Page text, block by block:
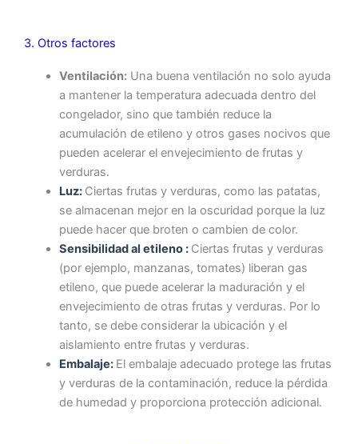
3. Otros factores
Ventilación:Una buena ventilación no solo ayuda
a mantener la temperatura adecuada dentro del
congelador, sino que también reduce la
acumulación de etileno y otros gases nocivos que
pueden acelerar el envejecimiento de frutas y
verduras.
Luz: Ciertas frutas y verduras, como las patatas,
se almacenan mejor en la oscuridad porque la luz
puede hacer que broten o cambien de color.
Sensibilidad al etileno : Ciertas frutas y verduras
(por ejemplo, manzanas, tomates) liberan gas
etileno, que puede acelerar la maduración y el
envejecimiento de otras frutas y verduras. Por lo
tanto, se debe considerar la ubicación y el
aislamiento entre frutas y verduras.
Embalaje: El embalaje adecuado protege las frutas
y verduras de la contaminación, reduce la pérdida
de humedad y proporciona protección adicional.